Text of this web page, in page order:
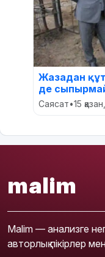
Жазадан
де
Саясат•15
malim
Malim — анализге
авторлық пікірлер